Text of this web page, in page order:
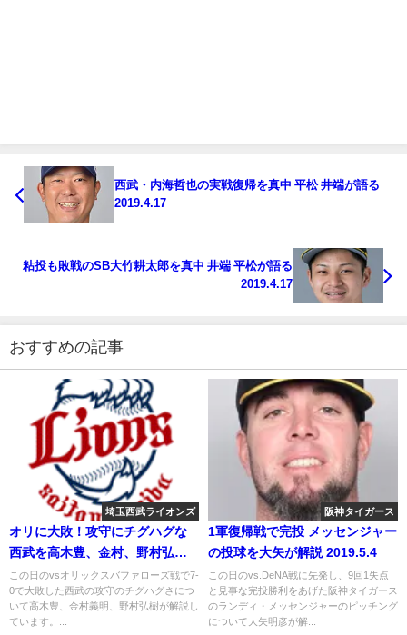
西武・内海哲也の実戦復帰を真中 平松 井端が語る
2019.4.17
粘投も敗戦のSB大竹耕太郎を真中 井端 平松が語る
2019.4.17
おすすめの記事
埼玉西武ライオンズ
オリに大敗！攻守にチグハグな
西武を高木豊、金村、野村弘樹
が語る 2018年9月12日
この日のvsオリックスバファローズ戦で7-
0で大敗した西武の攻守のチグハグさにつ
いて高木豊、金村義明、野村弘樹が解説し
ています。...
阪神タイガース
1軍復帰戦で完投 メッセンジャー
の投球を大矢が解説 2019.5.4
この日のvs.DeNA戦に先発し、9回1失点
と見事な完投勝利をあげた阪神タイガース
のランディ・メッセンジャーのピッチング
について大矢明彦が解...